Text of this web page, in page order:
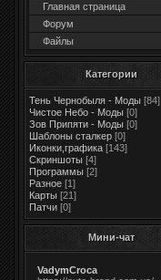
Главная страница
Форум
Файлы
Категории
Тень Чернобыля - Моды [84]
Чистое Небо - Моды [0]
Зов Припяти - Моды [0]
Шаблоны сталкер [0]
Иконки,графика [143]
Скриншоты [4]
Программы [2]
Разное [1]
Карты [21]
Патчи [0]
Мини-чат